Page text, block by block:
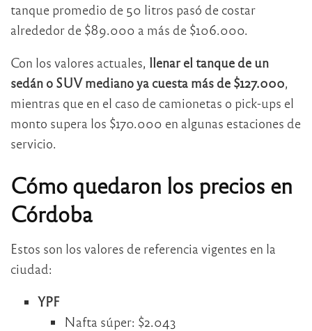
tanque promedio de 50 litros pasó de costar
alrededor de $89.000 a más de $106.000.
Con los valores actuales, llenar el tanque de un
sedán o SUV mediano ya cuesta más de $127.000
mientras que en el caso de camionetas o pick-ups el
monto supera los $170.000 en algunas estaciones de
servicio.
Cómo quedaron los precios en
Córdoba
Estos son los valores de referencia vigentes en la
ciudad:
YPF
Nafta súper: $2.043